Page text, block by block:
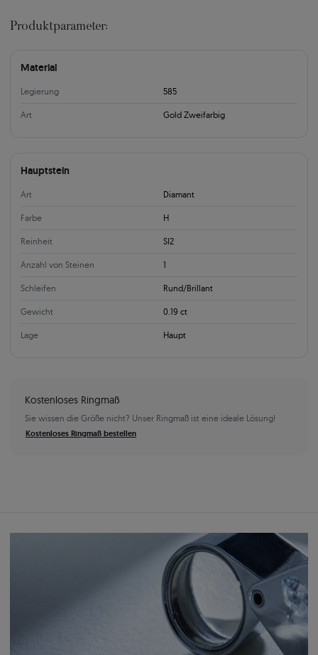
Produktparameter:
Material
Legierung 585
Art Gold Zweifarbig
Hauptstein
Art Diamant
Farbe H
Reinheit SI2
Anzahl von Steinen 1
Schleifen Rund/Brillant
Gewicht 0.19 ct
Lage Haupt
Kostenloses Ringmaß
Sie wissen die Größe nicht? Unser Ringmaß ist eine ideale Lösung!
Kostenloses Ringmaß bestellen